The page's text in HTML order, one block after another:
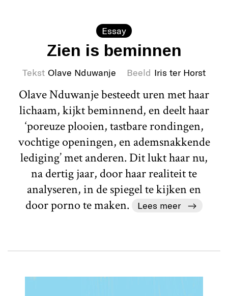
Essay
Zien is beminnen
Tekst Olave Nduwanje Beeld Iris ter Horst
Olave Nduwanje besteedt uren met haar
lichaam, kijkt beminnend, en deelt haar
‘poreuze plooien, tastbare rondingen,
vochtige openingen, en ademsnakkende
lediging’ met anderen. Dit lukt haar nu,
na dertig jaar, door haar realiteit te
analyseren, in de spiegel te kijken en
door porno te maken.
Lees meer